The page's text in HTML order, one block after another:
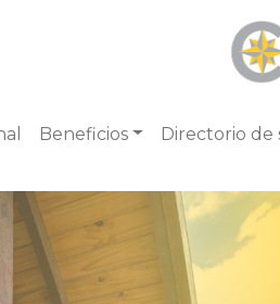
Beneficios Directorio de